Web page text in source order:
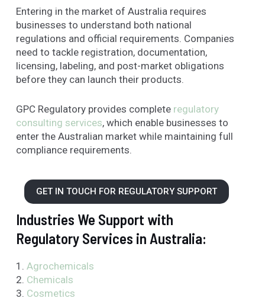
Entering in the market of Australia requires
businesses to understand both national
regulations and official requirements. Companies
need to tackle registration, documentation,
licensing, labeling, and post-market obligations
before they can launch their products.
GPC Regulatory provides complete regulatory
consulting services, which enable businesses to
enter the Australian market while maintaining full
compliance requirements.
GET IN TOUCH FOR REGULATORY SUPPORT
Industries We Support with
Regulatory Services in Australia:
1. Agrochemicals
2. Chemicals
3. Cosmetics